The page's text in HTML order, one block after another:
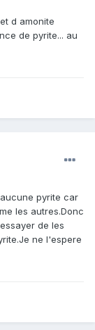
d amonite
de pyrite... au
pyrite car
les autres.Donc
de les
ne l'espere